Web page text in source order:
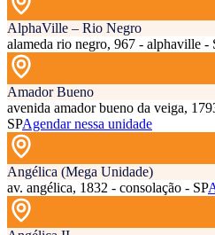
AlphaVille – Rio Negro
alameda rio negro, 967 - alphaville -
Amador Bueno
avenida amador bueno da veiga,
SPAgendar nessa unidade
Angélica (Mega Unidade)
av. angélica, 1832 - consolação - SP